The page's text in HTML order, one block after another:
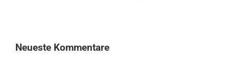
Neueste Kommentare